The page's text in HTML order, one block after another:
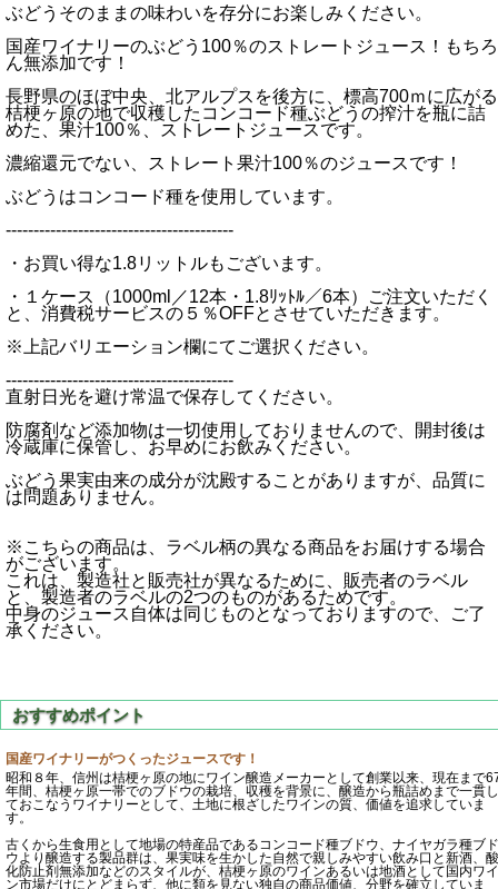
ぶどうそのままの味わいを存分にお楽しみください。
国産ワイナリーのぶどう100％のストレートジュース！もちろ
ん無添加です！
長野県のほぼ中央、北アルプスを後方に、標高700ｍに広がる
桔梗ヶ原の地で収穫したコンコード種ぶどうの搾汁を瓶に詰
めた、果汁100％、ストレートジュースです。
濃縮還元でない、ストレート果汁100％のジュースです！
ぶどうはコンコード種を使用しています。
-----------------------------------------
・お買い得な1.8リットルもございます。
・１ケース（1000ml／12本・1.8ﾘｯﾄﾙ／6本）ご注文いただく
と、消費税サービスの５％OFFとさせていただきます。
※上記バリエーション欄にてご選択ください。
-----------------------------------------
直射日光を避け常温で保存してください。
防腐剤など添加物は一切使用しておりませんので、開封後は
冷蔵庫に保管し、お早めにお飲みください。
ぶどう果実由来の成分が沈殿することがありますが、品質に
は問題ありません。
※こちらの商品は、ラベル柄の異なる商品をお届けする場合
がございます。
これは、製造社と販売社が異なるために、販売者のラベル
と、製造者のラベルの2つのものがあるためです。
中身のジュース自体は同じものとなっておりますので、ご了
承ください。
国産ワイナリーがつくったジュースです！
昭和８年、信州は桔梗ヶ原の地にワイン醸造メーカーとして創業以来、現在まで
年間、桔梗ヶ原一帯でのブドウの栽培、収穫を背景に、醸造から瓶詰めまで一貫し
ておこなうワイナリーとして、土地に根ざしたワインの質、価値を追求していま
す。
古くから生食用として地場の特産品であるコンコード種ブドウ、ナイヤガラ種ブド
ウより醸造する製品群は、果実味を生かした自然で親しみやすい飲み口と新酒、酸
化防止剤無添加などのスタイルが、桔梗ヶ原のワインあるいは地酒として国内ワイ
ン市場だけにとどまらず、他に類を見ない独自の商品価値、分野を確立していま